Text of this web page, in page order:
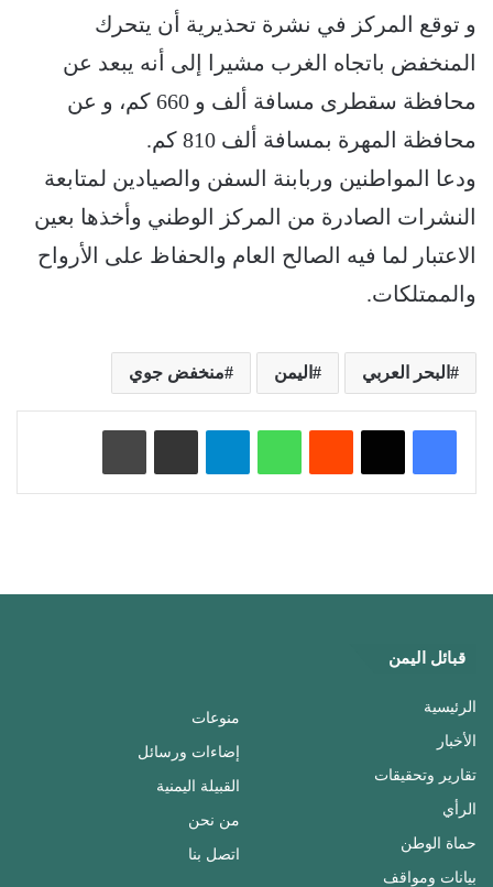
و توقع المركز في نشرة تحذيرية أن يتحرك
المنخفض باتجاه الغرب مشيرا إلى أنه يبعد عن
محافظة سقطرى مسافة ألف و 660 كم، و عن
محافظة المهرة بمسافة ألف 810 كم.
ودعا المواطنين وربابنة السفن والصيادين لمتابعة
النشرات الصادرة من المركز الوطني وأخذها بعين
الاعتبار لما فيه الصالح العام والحفاظ على الأرواح
والممتلكات.
البحر العربي اليمن منخفض جوي
واتساب تيلقرام
قبائل اليمن
الرئيسية
الأخبار
تقارير وتحقيقات
الرأي
حماة الوطن
بيانات ومواقف
منوعات
إضاءات ورسائل
القبيلة اليمنية
من نحن
اتصل بنا